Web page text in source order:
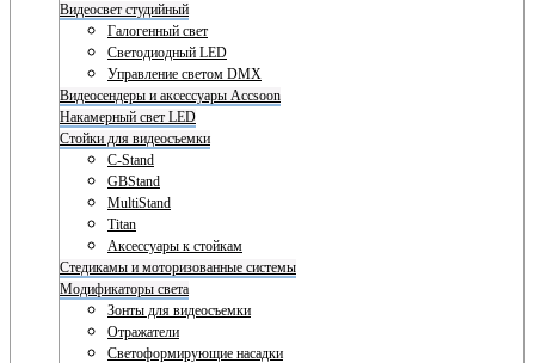
Видеосвет студийный
Галогенный свет
Светодиодный LED
Управление светом DMX
Видеосендеры и аксессуары Accsoon
Накамерный свет LED
Стойки для видеосъемки
C-Stand
GBStand
MultiStand
Titan
Аксессуары к стойкам
Стедикамы и моторизованные системы
Модификаторы света
Зонты для видеосъемки
Отражатели
Светоформирующие насадки